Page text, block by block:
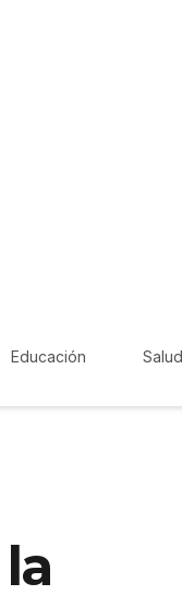
Educación Salud